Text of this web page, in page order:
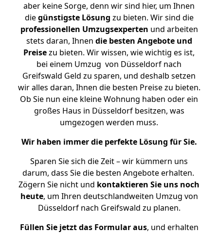
aber keine Sorge, denn wir sind hier, um Ihnen
diegünstigste Lösung zu bieten. Wir sind die
professionellen Umzugsexperten und arbeiten
stets daran, Ihnen die besten Angebote und
Preisezu bieten. Wir wissen, wie wichtig es ist,
bei einem Umzug von Düsseldorf nach
Greifswald Geld zu sparen, und deshalb setzen
wir alles daran, Ihnen die besten Preise zu bieten.
Ob Sie nun eine kleine Wohnung haben oder ein
großes Haus in Düsseldorf besitzen, was
umgezogen werden muss.
Wir haben immer die perfekte Lösung für Sie.
Sparen Sie sich die Zeit – wir kümmern uns
darum, dass Sie die besten Angebote erhalten.
Zögern Sie nicht und kontaktieren Sie uns noch
heute, um Ihren deutschlandweiten Umzug von
Düsseldorf nach Greifswald zu planen.
Füllen Sie jetzt das Formular aus, und erhalten